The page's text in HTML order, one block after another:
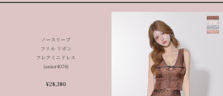
ノースリーブ
フリル リボン
フレアミニドレス
(anier4074)
¥28,380